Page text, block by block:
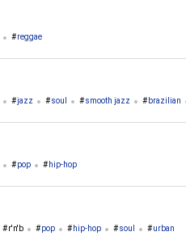
reggae
jazz soul smooth jazz brazilian
pop hip-hop
r'n'b pop hip-hop soul urban